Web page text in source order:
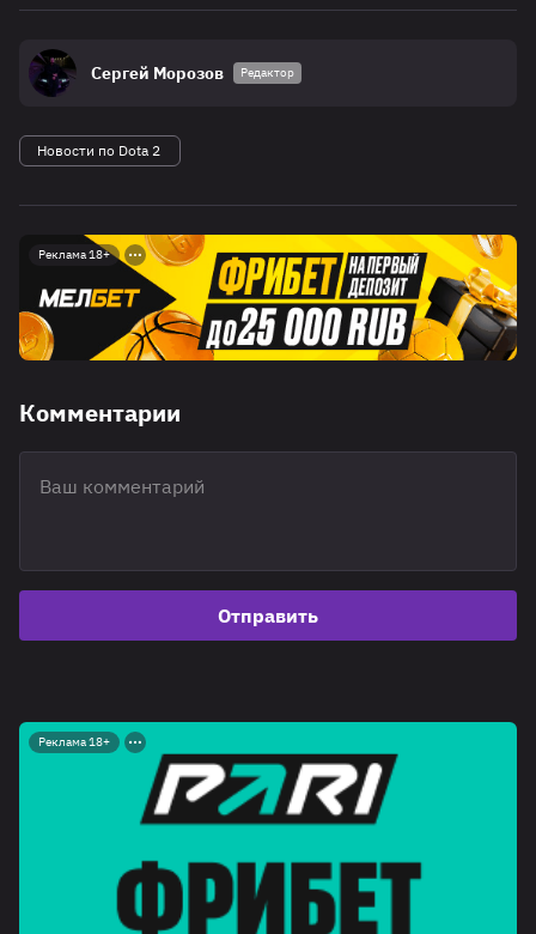
Сергей Морозов Редактор
Новости по Dota 2
Реклама 18+
Комментарии
Отправить
Реклама 18+